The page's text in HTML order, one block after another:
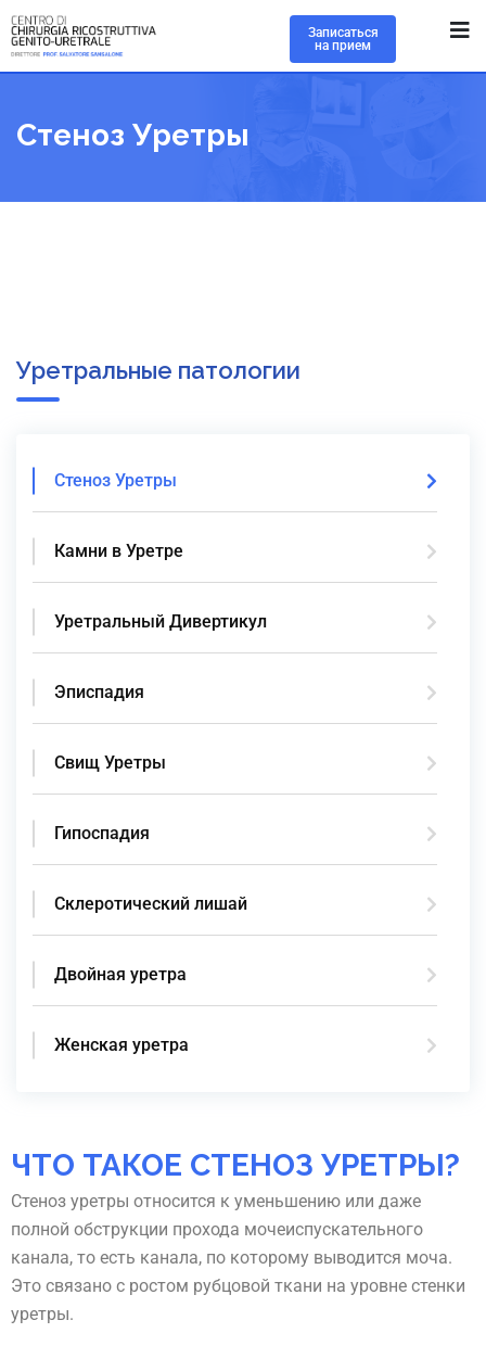
Записаться
на прием
Стеноз Уретры
Уретральные патологии
Стеноз Уретры
Камни в Уретре
Уретральный Дивертикул
Эписпадия
Свищ Уретры
Гипоспадия
Склеротический лишай
Двойная уретра
Женская уретра
ЧТО ТАКОЕ СТЕНОЗ УРЕТРЫ?
Стеноз уретры относится к уменьшению или даже
полной обструкции прохода мочеиспускательного
канала, то есть канала, по которому выводится моча.
Это связано с ростом рубцовой ткани на уровне стенки
уретры.